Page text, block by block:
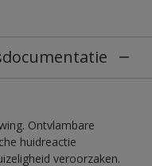
Ontvlambare
huidreactie
veroorzaken.